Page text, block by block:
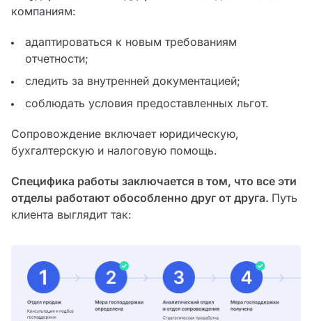
компаниям:
адаптироваться к новым требованиям
отчетности;
следить за внутренней документацией;
соблюдать условия предоставленных льгот.
Сопровождение включает юридическую,
бухгалтерскую и налоговую помощь.
Специфика работы заключается в том, что все эти
отделы работают обособленно друг от друга. Путь
клиента выглядит так: